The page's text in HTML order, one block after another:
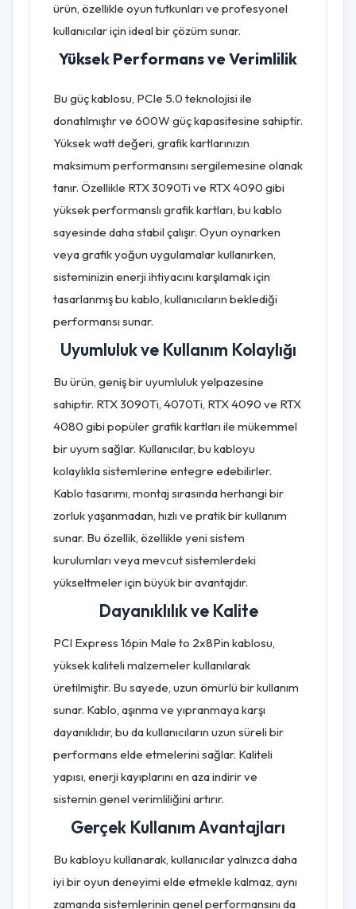
ürün, özellikle oyun tutkunları ve profesyonel
kullanıcılar için ideal bir çözüm sunar.
Yüksek Performans ve Verimlilik
Bu güç kablosu, PCIe 5.0 teknolojisi ile
donatılmıştır ve 600W güç kapasitesine sahiptir.
Yüksek watt değeri, grafik kartlarınızın
maksimum performansını sergilemesine olanak
tanır. Özellikle RTX 3090Ti ve RTX 4090 gibi
yüksek performanslı grafik kartları, bu kablo
sayesinde daha stabil çalışır. Oyun oynarken
veya grafik yoğun uygulamalar kullanırken,
sisteminizin enerji ihtiyacını karşılamak için
tasarlanmış bu kablo, kullanıcıların beklediği
performansı sunar.
Uyumluluk ve Kullanım Kolaylığı
Bu ürün, geniş bir uyumluluk yelpazesine
sahiptir. RTX 3090Ti, 4070Ti, RTX 4090 ve RTX
4080 gibi popüler grafik kartları ile mükemmel
bir uyum sağlar. Kullanıcılar, bu kabloyu
kolaylıkla sistemlerine entegre edebilirler.
Kablo tasarımı, montaj sırasında herhangi bir
zorluk yaşanmadan, hızlı ve pratik bir kullanım
sunar. Bu özellik, özellikle yeni sistem
kurulumları veya mevcut sistemlerdeki
yükseltmeler için büyük bir avantajdır.
Dayanıklılık ve Kalite
PCI Express 16pin Male to 2x8Pin kablosu,
yüksek kaliteli malzemeler kullanılarak
üretilmiştir. Bu sayede, uzun ömürlü bir kullanım
sunar. Kablo, aşınma ve yıpranmaya karşı
dayanıklıdır, bu da kullanıcıların uzun süreli bir
performans elde etmelerini sağlar. Kaliteli
yapısı, enerji kayıplarını en aza indirir ve
sistemin genel verimliliğini artırır.
Gerçek Kullanım Avantajları
Bu kabloyu kullanarak, kullanıcılar yalnızca daha
iyi bir oyun deneyimi elde etmekle kalmaz, aynı
zamanda sistemlerinin genel performansını da